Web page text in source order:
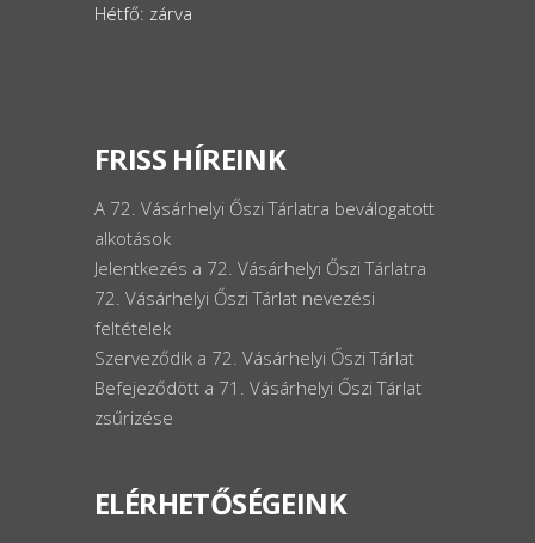
Hétfő: zárva
FRISS HÍREINK
A 72. Vásárhelyi Őszi Tárlatra beválogatott
alkotások
Jelentkezés a 72. Vásárhelyi Őszi Tárlatra
72. Vásárhelyi Őszi Tárlat nevezési
feltételek
Szerveződik a 72. Vásárhelyi Őszi Tárlat
Befejeződött a 71. Vásárhelyi Őszi Tárlat
zsűrizése
ELÉRHETŐSÉGEINK